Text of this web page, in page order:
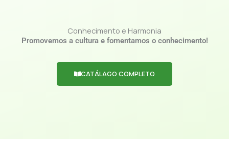
Conhecimento e Harmonia
Promovemos a cultura e fomentamos o conhecimento!
CATÁLAGO COMPLETO